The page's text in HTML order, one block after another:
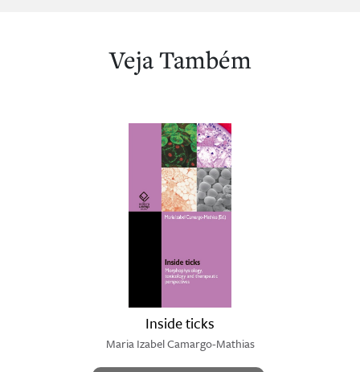
Veja Também
Inside ticks
Maria Izabel Camargo-Mathias